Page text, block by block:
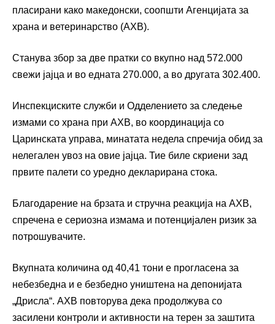
пласирани како македонски, соопшти Агенцијата за
храна и ветеринарство (АХВ).
Станува збор за две пратки со вкупно над 572.000
свежи јајца и во едната 270.000, а во другата 302.400.
Инспекциските служби и Одделението за следење
измами со храна при АХВ, во координација со
Царинската управа, минатата недела спречија обид за
нелегален увоз на овие јајца. Тие биле скриени зад
првите палети со уредно декларирана стока.
Благодарение на брзата и стручна реакција на АХВ,
спречена е сериозна измама и потенцијален ризик за
потрошувачите.
Вкупната количина од 40,41 тони е прогласена за
небезбедна и е безбедно уништена на депонијата
„Дрисла“. АХВ повторува дека продолжува со
засилени контроли и активности на терен за заштита